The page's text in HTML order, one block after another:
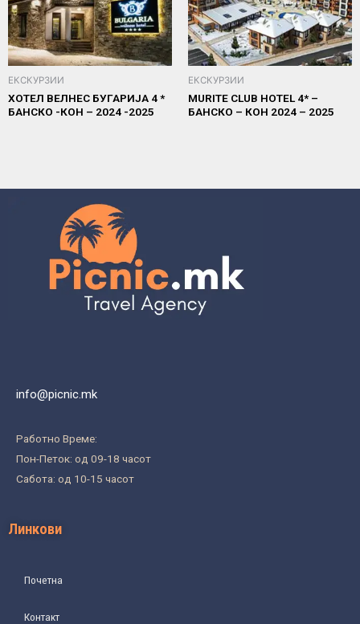
ЕКСКУРЗИИ
ХОТЕЛ ВЕЛНЕС БУГАРИЈА 4 *
БАНСКО -КОН – 2024 -2025
ЕКСКУРЗИИ
MURITE CLUB HOTEL 4* –
БАНСКО – КОН 2024 – 2025
info@picnic.mk
Работно Време:
Пон-Петок: од 09-18 часот
Сабота: од 10-15 часот
Линкови
Почетна
Контакт